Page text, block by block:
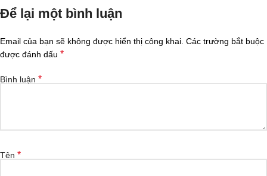
Để lại một bình luận
Email của bạn sẽ không được hiển thị công khai. Các trường bắt buộc
được đánh dấu *
Bình luận *
Tên *